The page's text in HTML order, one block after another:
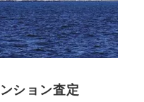
ション査定